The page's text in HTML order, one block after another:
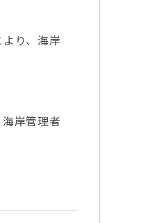
り、海岸
岸管理者